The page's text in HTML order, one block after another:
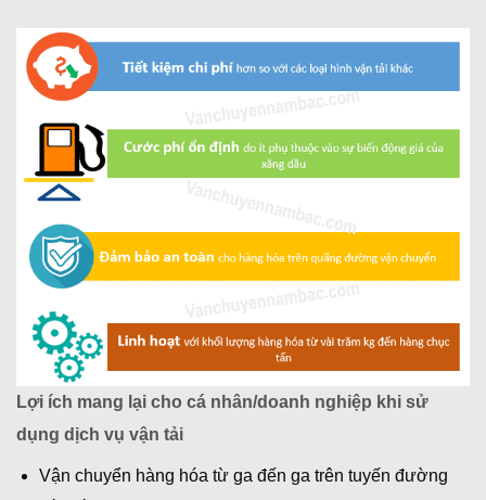
Lợi ích mang lại cho cá nhân/doanh nghiệp khi sử
dụng dịch vụ vận tải
Vận chuyển hàng hóa từ ga đến ga trên tuyến đường